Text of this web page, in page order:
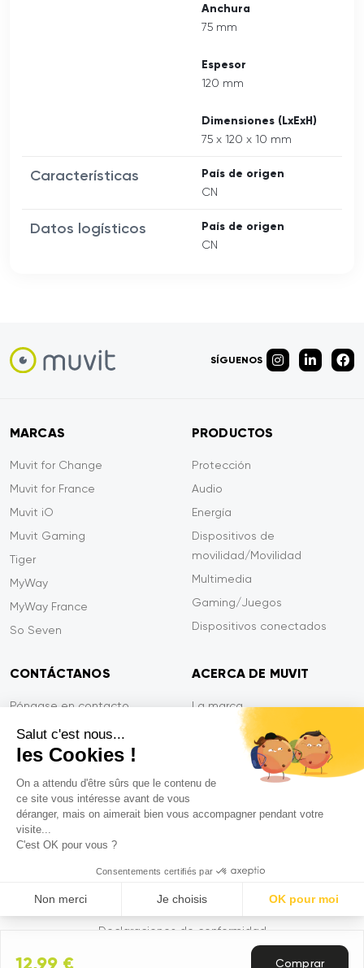
Salut c'est nous...
les Cookies !
On a attendu d'être sûrs que le contenu de
ce site vous intéresse avant de vous
déranger, mais on aimerait bien vous accompagner pendant votre
visite...
C'est OK pour vous ?
Consentements certifiés par
Non merci Je choisis OK pour moi
Plataforma de Gestión de Consentimiento: Personaliza tus
Nuestra plataforma te permite personalizar y gestionar tus
Anchura
75 mm
Espesor
120 mm
Dimensiones (LxExH)
75 x 120 x 10 mm
Características País de origen
CN
Datos logísticos País de origen
CN
12,99 € Comprar
SÍGUENOS
MARCAS
Muvit for Change
Muvit for France
Muvit iO
Muvit Gaming
Tiger
MyWay
MyWay France
So Seven
PRODUCTOS
Protección
Audio
Energía
Dispositivos de
movilidad/Movilidad
Multimedia
Gaming/Juegos
Dispositivos conectados
CONTÁCTANOS
Póngase en contacto
Pago seguro
Eficiencia en el servicio
Garantía Tiger
PREGUNTAS FRECUENTES
ACERCA DE MUVIT
La marca
Sala de prensa
Privacidad
Contáctanos
© 2026 Muvit. Todos los derechos reservados
Mentions légales
Declaraciones de conformidad